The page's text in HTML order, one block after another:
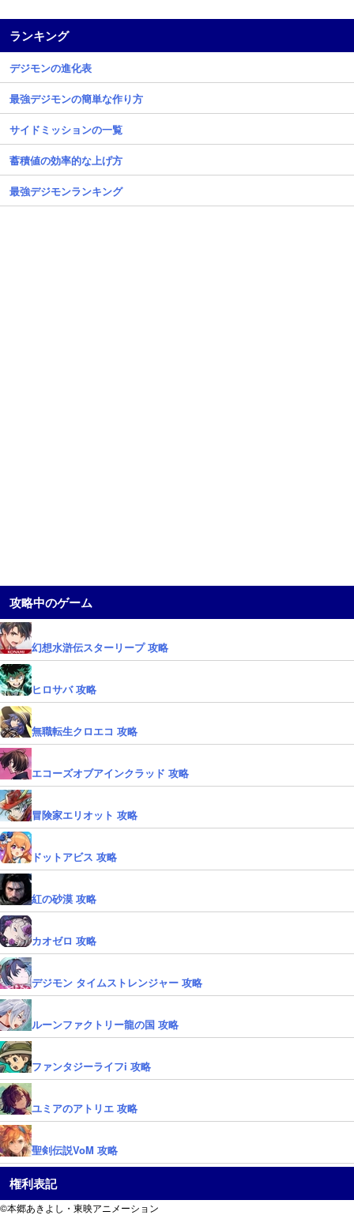
ランキング
デジモンの進化表
最強デジモンの簡単な作り方
サイドミッションの一覧
蓄積値の効率的な上げ方
最強デジモンランキング
攻略中のゲーム
幻想水滸伝スターリープ 攻略
ヒロサバ 攻略
無職転生クロエコ 攻略
エコーズオブアインクラッド 攻略
冒険家エリオット 攻略
ドットアビス 攻略
紅の砂漠 攻略
カオゼロ 攻略
デジモン タイムストレンジャー 攻略
ルーンファクトリー龍の国 攻略
ファンタジーライフi 攻略
ユミアのアトリエ 攻略
聖剣伝説VoM 攻略
権利表記
©本郷あきよし・東映アニメーション